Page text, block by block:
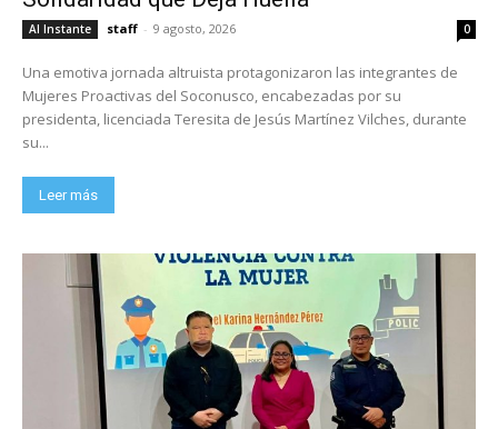
Al Instante staff - 9 agosto, 2026 0
Una emotiva jornada altruista protagonizaron las integrantes de
Mujeres Proactivas del Soconusco, encabezadas por su
presidenta, licenciada Teresita de Jesús Martínez Vilches, durante
su...
Leer más